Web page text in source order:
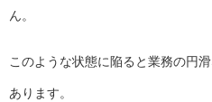
ん。
このような状態に陥ると業務の円
あります。